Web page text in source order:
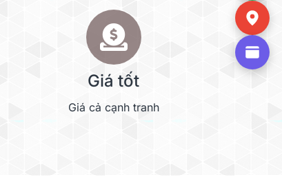
Giá tốt
Giá cả cạnh tranh